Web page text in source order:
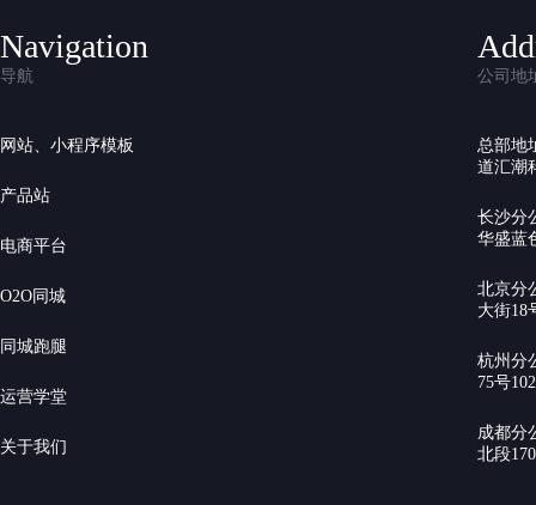
Navigation
导航
网站、小程序模板
产品站
电商平台
O2O同城
同城跑腿
运营学堂
关于我们
公司地
总部地
道汇潮
长沙分
华盛蓝
北京分
大街18
杭州分
75号
成都分
北段